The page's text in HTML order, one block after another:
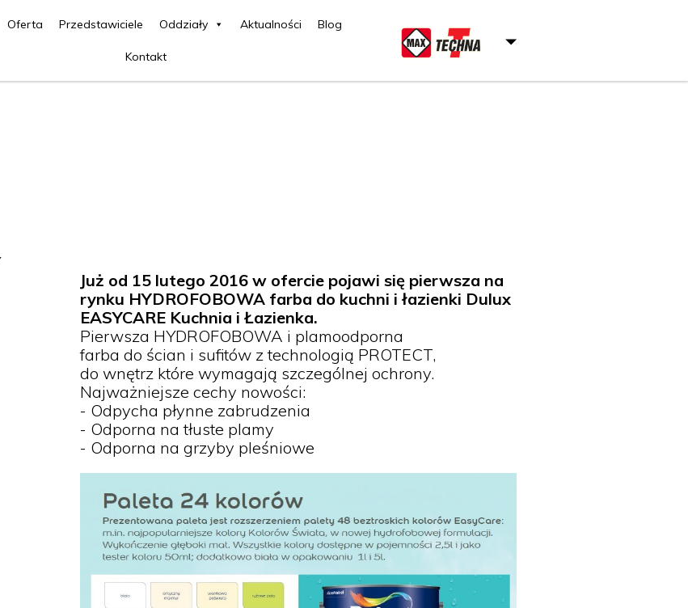
Oferta Przedstawiciele Oddziały Aktualności Blog
Kontakt
Już od 15 lutego 2016 w ofercie pojawi się pierwsza na
rynku HYDROFOBOWA farba do kuchni i łazienki Dulux
EASYCARE Kuchnia i Łazienka.
Pierwsza HYDROFOBOWA i plamoodporna
farba do ścian i sufitów z technologią PROTECT,
do wnętrz które wymagają szczególnej ochrony.
Najważniejsze cechy nowości:
- Odpycha płynne zabrudzenia
- Odporna na tłuste plamy
- Odporna na grzyby pleśniowe